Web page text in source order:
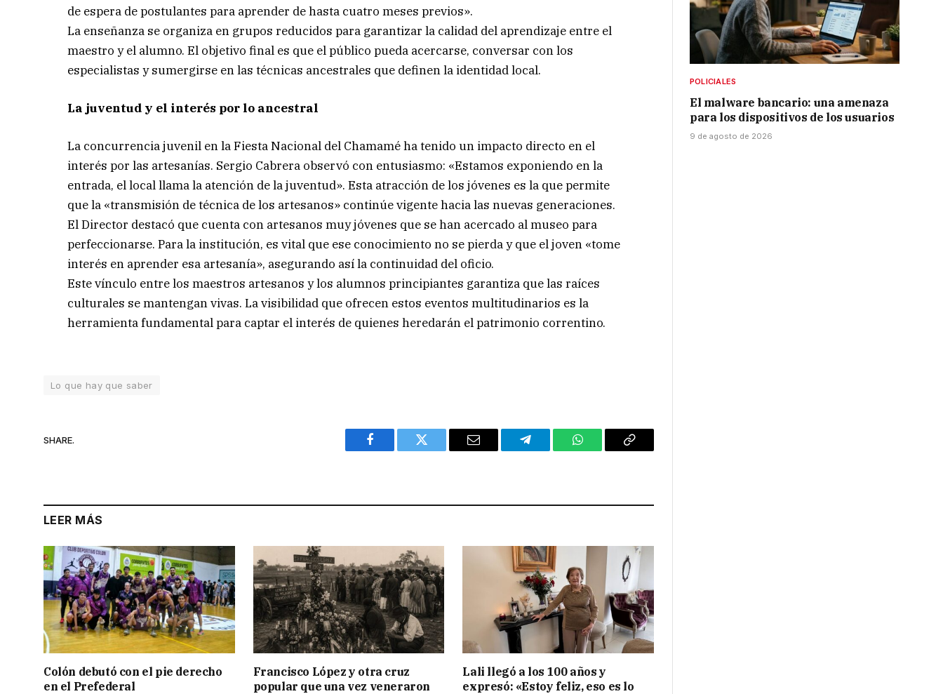
de espera de postulantes para aprender de hasta cuatro meses previos».
La enseñanza se organiza en grupos reducidos para garantizar la calidad del aprendizaje entre el
maestro y el alumno. El objetivo final es que el público pueda acercarse, conversar con los
especialistas y sumergirse en las técnicas ancestrales que definen la identidad local.
La juventud y el interés por lo ancestral
La concurrencia juvenil en la Fiesta Nacional del Chamamé ha tenido un impacto directo en el
interés por las artesanías. Sergio Cabrera observó con entusiasmo: «Estamos exponiendo en la
entrada, el local llama la atención de la juventud». Esta atracción de los jóvenes es la que permite
que la «transmisión de técnica de los artesanos» continúe vigente hacia las nuevas generaciones.
El Director destacó que cuenta con artesanos muy jóvenes que se han acercado al museo para
perfeccionarse. Para la institución, es vital que ese conocimiento no se pierda y que el joven «tome
interés en aprender esa artesanía», asegurando así la continuidad del oficio.
Este vínculo entre los maestros artesanos y los alumnos principiantes garantiza que las raíces
culturales se mantengan vivas. La visibilidad que ofrecen estos eventos multitudinarios es la
herramienta fundamental para captar el interés de quienes heredarán el patrimonio correntino.
Lo que hay que saber
SHARE.
Facebook Twitter Email Telegram WhatsAppCopy
LEER MÁS
Colón debutó con el pie derecho
en el Prefederal
Francisco López y otra cruz
popular que una vez veneraron
Lali llegó a los 100 años y
expresó: «Estoy feliz, eso es lo
POLICIALES
El malware bancario: una amenaza
para los dispositivos de los usuarios
9 de agosto de 2026